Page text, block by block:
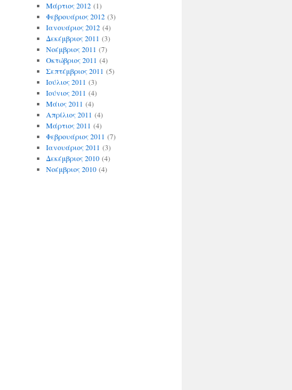
Μάρτιος 2012(1)
Φεβρουάριος 2012(3)
Ιανουάριος 2012(4)
Δεκέμβριος 2011 (3)
Νοέμβριος 2011 (7)
Οκτώβριος 2011 (4)
Σεπτέμβριος 2011 (5)
Ιούλιος 2011 (3)
Ιούνιος 2011 (4)
Μάιος 2011 (4)
Απρίλιος 2011 (4)
Μάρτιος 2011 (4)
Φεβρουάριος 2011 (7)
Ιανουάριος 2011 (3)
Δεκέμβριος 2010(4)
Νοέμβριος 2010(4)